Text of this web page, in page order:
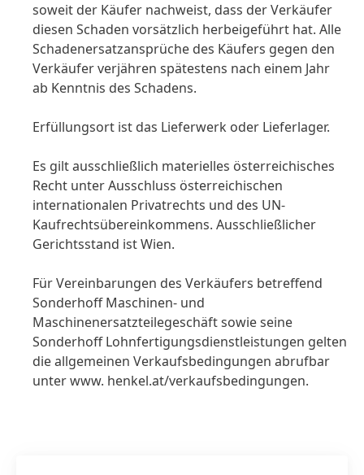
soweit der Käufer nachweist, dass der Verkäufer
diesen Schaden vorsätzlich herbeigeführt hat. Alle
Schadenersatzansprüche des Käufers gegen den
Verkäufer verjähren spätestens nach einem Jahr
ab Kenntnis des Schadens.
Erfüllungsort ist das Lieferwerk oder Lieferlager.
Es gilt ausschließlich materielles österreichisches
Recht unter Ausschluss österreichischen
internationalen Privatrechts und des UN-
Kaufrechtsübereinkommens. Ausschließlicher
Gerichtsstand ist Wien.
Für Vereinbarungen des Verkäufers betreffend
Sonderhoff Maschinen- und
Maschinenersatzteilegeschäft sowie seine
Sonderhoff Lohnfertigungsdienstleistungen gelten
die allgemeinen Verkaufsbedingungen abrufbar
unter www. henkel.at/verkaufsbedingungen.